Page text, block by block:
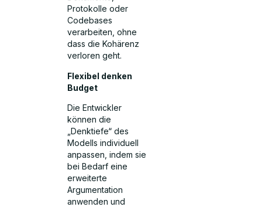
Protokolle oder
Codebases
verarbeiten, ohne
dass die Kohärenz
verloren geht.
Flexibel denken
Budget
Die Entwickler
können die
„Denktiefe“ des
Modells individuell
anpassen, indem sie
bei Bedarf eine
erweiterte
Argumentation
anwenden und